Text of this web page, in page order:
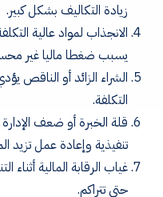
زيادة التكاليف بشكل كبير.
الانجذاب لمواد عالية
يسبب ضغطا ماليا غير
الشراء الزائد أو الناقص
التكلفة.
قلة الخبرة أو ضعف
تنفيذية وإعادة عمل تزيد
غياب الرقابة المالية
حتى تتراكم.